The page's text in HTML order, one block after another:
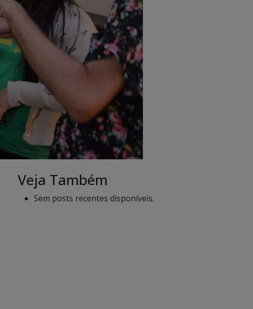
Veja Também
Sem posts recentes disponíveis.